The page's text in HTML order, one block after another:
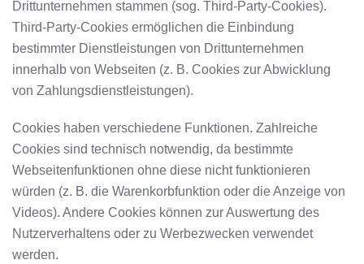
Drittunternehmen stammen (sog. Third-Party-Cookies).
Third-Party-Cookies ermöglichen die Einbindung
bestimmter Dienstleistungen von Drittunternehmen
innerhalb von Webseiten (z. B. Cookies zur Abwicklung
von Zahlungsdienstleistungen).
Cookies haben verschiedene Funktionen. Zahlreiche
Cookies sind technisch notwendig, da bestimmte
Webseitenfunktionen ohne diese nicht funktionieren
würden (z. B. die Warenkorbfunktion oder die Anzeige von
Videos). Andere Cookies können zur Auswertung des
Nutzerverhaltens oder zu Werbezwecken verwendet
werden.